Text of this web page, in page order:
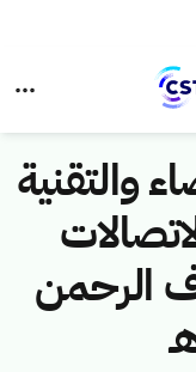
والتقنية
الرحمن